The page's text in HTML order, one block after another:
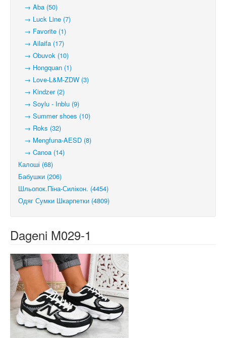
→ Aba (50)
→ Luck Line (7)
→ Favorite (1)
→ Ailaifa (17)
→ Obuvok (10)
→ Hongquan (1)
→ Love-L&M-ZDW (3)
→ Kindzer (2)
→ Soylu - Inblu (9)
→ Summer shoes (10)
→ Roks (32)
→ Mengfuna-AESD (8)
→ Canoa (14)
Калоші (68)
Бабушки (206)
Шльопок.Піна-Силікон. (4454)
Одяг Сумки Шкарпетки (4809)
Dageni M029-1